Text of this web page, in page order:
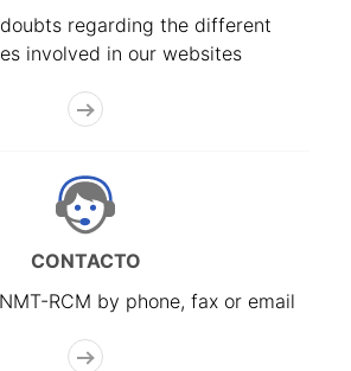
regarding the different
involved in our websites
CONTACTO
RCM by phone, fax or email